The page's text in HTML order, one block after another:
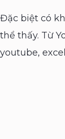
Đặc biệt có
thể thấy. Từ
youtube,